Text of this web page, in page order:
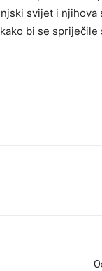
svijet i njihova
bi se